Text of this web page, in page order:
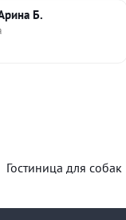
Б.
Гостиница для собак